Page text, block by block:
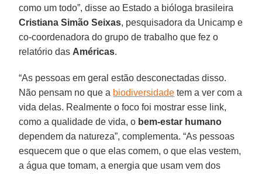
como um todo”, disse ao Estado a bióloga brasileira
Cristiana Simão Seixas, pesquisadora da Unicamp e
co-coordenadora do grupo de trabalho que fez o
relatório das Américas.
“As pessoas em geral estão desconectadas disso.
Não pensam no que a biodiversidade tem a ver com a
vida delas. Realmente o foco foi mostrar esse link,
como a qualidade de vida, o bem-estar humano
dependem da natureza”, complementa. “As pessoas
esquecem que o que elas comem, o que elas vestem,
a água que tomam, a energia que usam vem dos